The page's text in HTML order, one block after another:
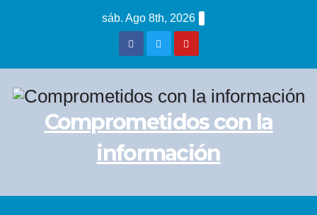
sáb. Ago 8th, 2026
Comprometidos con la
información